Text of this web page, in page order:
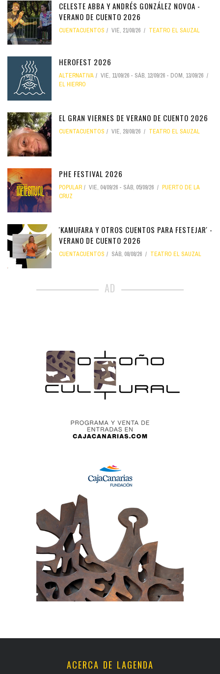
CELESTE ABBA Y ANDRÉS GONZÁLEZ NOVOA -
VERANO DE CUENTO 2026
CUENTACUENTOS VIE, 21/08/26 TEATRO EL SAUZAL
HEROFEST 2026
ALTERNATIVA VIE, 11/09/26 - SÁB, 12/09/26 - DOM, 13/09/26
EL HIERRO
EL GRAN VIERNES DE VERANO DE CUENTO 2026
CUENTACUENTOS VIE, 28/08/26 TEATRO EL SAUZAL
PHE FESTIVAL 2026
POPULAR VIE, 04/09/26 - SÁB, 05/09/26
PUERTO DE LA
CRUZ
'KAMUFARA Y OTROS CUENTOS PARA FESTEJAR' -
VERANO DE CUENTO 2026
CUENTACUENTOS SÁB, 08/08/26 TEATRO EL SAUZAL
AD
ACERCA DE LAGENDA